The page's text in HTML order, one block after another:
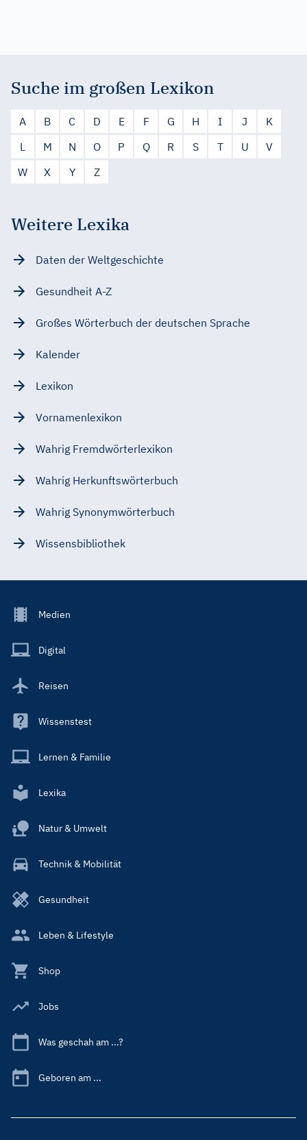
Suche im großen Lexikon
A B C D E F G H I J
K
L
M N O P Q R S T U
V
W
X Y Z
Weitere Lexika
Daten der Weltgeschichte
Gesundheit A-Z
Großes Wörterbuch der deutschen Sprache
Kalender
Lexikon
Vornamenlexikon
Wahrig Fremdwörterlexikon
Wahrig Herkunftswörterbuch
Wahrig Synonymwörterbuch
Wissensbibliothek
Footer
Main
Medien
Digital
Reisen
Wissenstest
Lernen & Familie
Lexika
Natur & Umwelt
Technik & Mobilität
Gesundheit
Leben & Lifestyle
Shop
Jobs
Was geschah am ...?
Geboren am ...